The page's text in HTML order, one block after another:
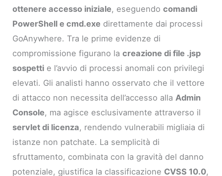
ottenere accesso iniziale, eseguendocomandi
PowerShell e cmd.exe direttamente dai processi
GoAnywhere. Tra le prime evidenze di
compromissione figurano lacreazione di file .jsp
sospetti e l’avvio di processi anomali con privilegi
elevati. Gli analisti hanno osservato che il vettore
di attacco non necessita dell’accesso allaAdmin
Console, ma agisce esclusivamente attraverso il
servlet di licenza, rendendo vulnerabili migliaia di
istanze non patchate. La semplicità di
sfruttamento, combinata con la gravità del danno
potenziale, giustifica la classificazione CVSS 10.0,